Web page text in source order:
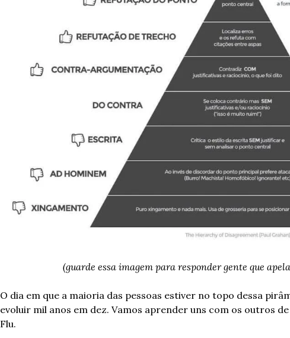
(guarde essa imagem para responder gente que
O dia em que a maioria das pessoas estiver no topo dessa
evoluir mil anos em dez. Vamos aprender uns com os outros
Flu.